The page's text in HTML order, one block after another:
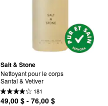
Salt & Stone
Nettoyant pour le corps
Santal & Vetiver
181
49,00 $ - 76,00 $